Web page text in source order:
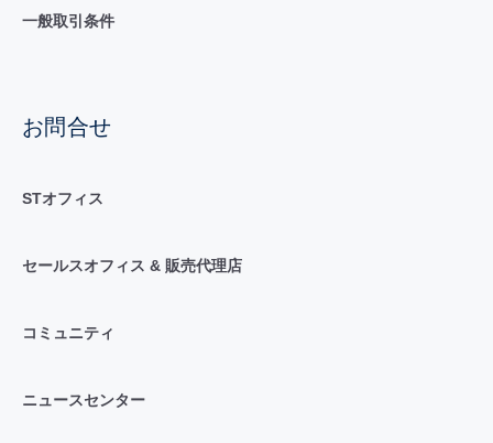
一般取引条件
お問合せ
STオフィス
セールスオフィス & 販売代理店
コミュニティ
ニュースセンター